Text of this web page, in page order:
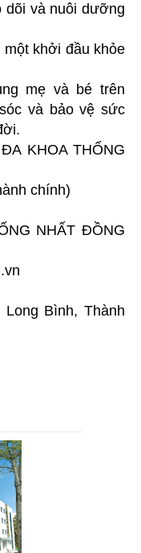
và nuôi dưỡng
khởi đầu khỏe
mẹ và bé trên
và bảo vệ sức
KHOA THỐNG
chính)
NHẤT ĐỒNG
Bình, Thành